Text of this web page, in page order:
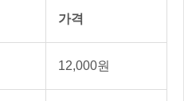
가격
12,000원